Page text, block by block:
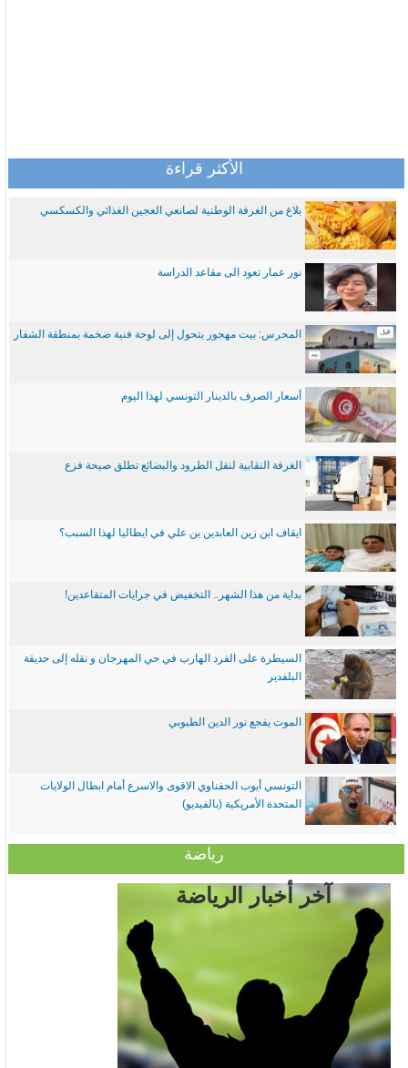
الأكثر قراءة
بلاغ من الغرفة الوطنية لصانعي العجين الغذائي والكسكسي
نور عمار تعود الى مقاعد الدراسة
المحرس: بيت مهجور يتحول إلى لوحة فنية ضخمة بمنطقة الشفار
أسعار الصرف بالدينار التونسي لهذا اليوم
الغرفة النقابية لنقل الطرود والبضائع تطلق صيحة فزع
ايقاف ابن زين العابدين بن علي في ايطاليا لهذا السبب؟
بداية من هذا الشهر.. التخفيض في جرايات المتقاعدين!
السيطرة على القرد الهارب في حي المهرجان و نقله إلى حديقة
البلفدير
الموت يفجع نور الدين الطبوبي
التونسي أيوب الحفناوي الاقوى والاسرع أمام ابطال الولايات
المتحدة الأمريكية (بالفيديو)
رياضة
آخر أخبار الرياضة